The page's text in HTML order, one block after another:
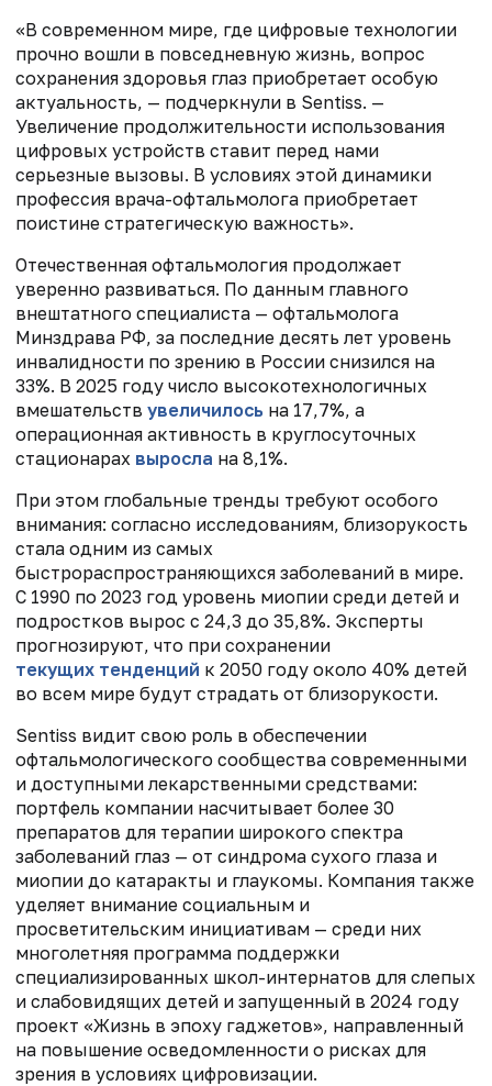
«В современном мире, где цифровые технологии
прочно вошли в повседневную жизнь, вопрос
сохранения здоровья глаз приобретает особую
актуальность, — подчеркнули в Sentiss. —
Увеличение продолжительности использования
цифровых устройств ставит перед нами
серьезные вызовы. В условиях этой динамики
профессия врача-офтальмолога приобретает
поистине стратегическую важность».
Отечественная офтальмология продолжает
уверенно развиваться. По данным главного
внештатного специалиста — офтальмолога
Минздрава РФ, за последние десять лет уровень
инвалидности по зрению в России снизился на
33%. В 2025 году число высокотехнологичных
вмешательств увеличилось на 17,7%, а
операционная активность в круглосуточных
стационарах выросла на 8,1%.
При этом глобальные тренды требуют особого
внимания: согласно исследованиям, близорукость
стала одним из самых
быстрораспространяющихся заболеваний в мире.
С 1990 по 2023 год уровень миопии среди детей и
подростков вырос с 24,3 до 35,8%. Эксперты
прогнозируют, что при сохранении
текущих тенденций к 2050 году около 40% детей
во всем мире будут страдать от близорукости.
Sentiss видит свою роль в обеспечении
офтальмологического сообщества современными
и доступными лекарственными средствами:
портфель компании насчитывает более 30
препаратов для терапии широкого спектра
заболеваний глаз — от синдрома сухого глаза и
миопии до катаракты и глаукомы. Компания также
уделяет внимание социальным и
просветительским инициативам — среди них
многолетняя программа поддержки
специализированных школ-интернатов для слепых
и слабовидящих детей и запущенный в 2024 году
проект «Жизнь в эпоху гаджетов», направленный
на повышение осведомленности о рисках для
зрения в условиях цифровизации.